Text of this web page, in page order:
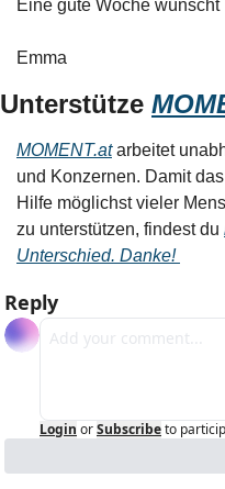
Eine gute Woche wünscht
Emma
Unterstütze
MOMENT.at arbeitet
und Konzernen. Damit
Hilfe möglichst vieler
zu unterstützen, findest du
Unterschied. Danke!
Reply
Login orSubscribeto